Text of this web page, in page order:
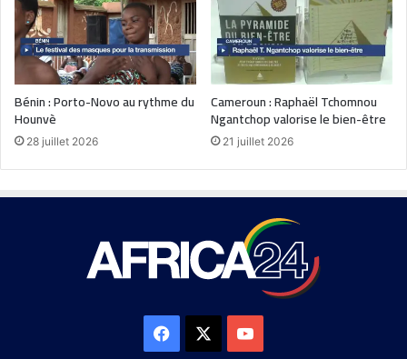
Bénin : Porto-Novo au rythme du
Hounvè
28 juillet 2026
Cameroun : Raphaël Tchomnou
Ngantchop valorise le bien-être
21 juillet 2026